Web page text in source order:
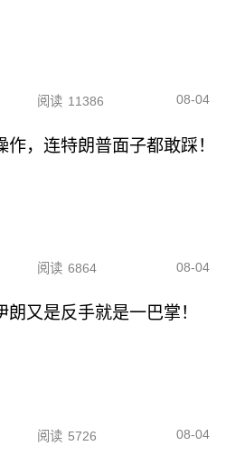
阅读 11386 08-04
，连特朗普面子都敢踩！
阅读 6864 08-04
又是反手就是一巴掌！
阅读 5726 08-04